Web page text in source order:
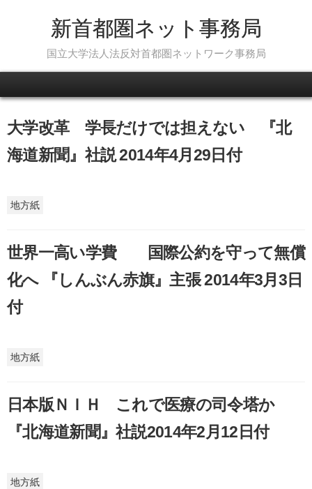
新首都圏ネット事務局
国立大学法人法反対首都圏ネットワーク事務局
大学改革 学長だけでは担えない 『北
海道新聞』社説 2014年4月29日付
地方紙
世界一高い学費 国際公約を守って無償
化へ 『しんぶん赤旗』主張 2014年3月3日
付
地方紙
日本版ＮＩＨ これで医療の司令塔か
『北海道新聞』社説2014年2月12日付
地方紙